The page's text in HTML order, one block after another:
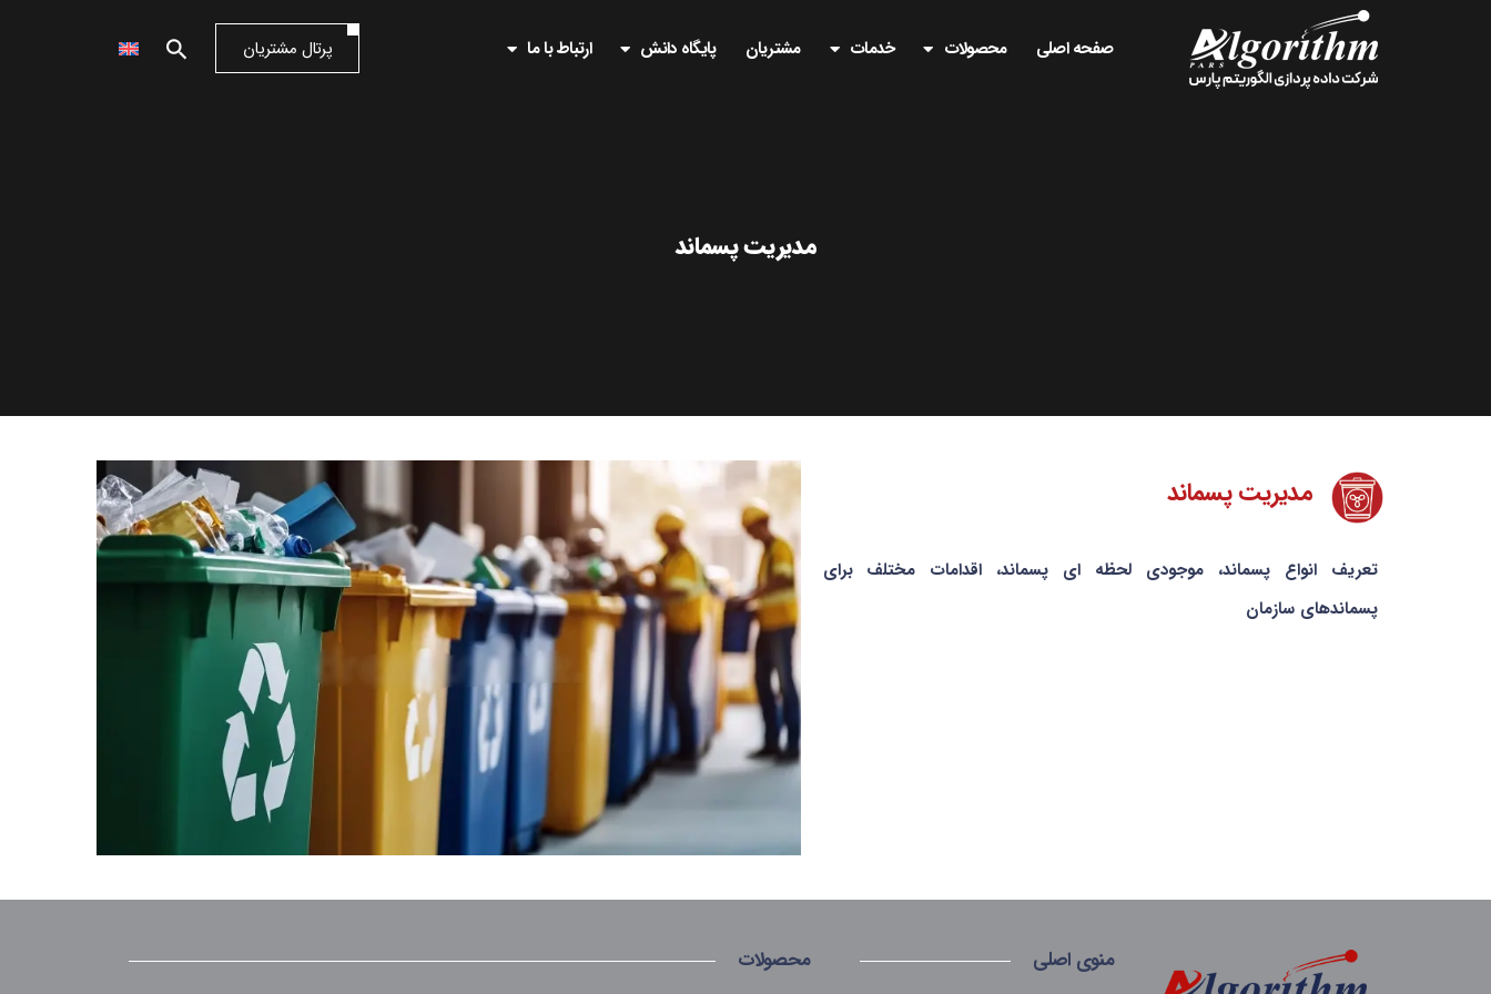
صفحه اصلی محصولات خدمات مشتریان پایگاه دانش ارتباط با ما پرتال مشتریان
مدیریت پسماند
مدیریت پسماند
تعریف انواع پسماند، موجودی لحظه ای پسماند، اقدامات مختلف برای
پسماندهای سازمان
منوی اصلی محصولات